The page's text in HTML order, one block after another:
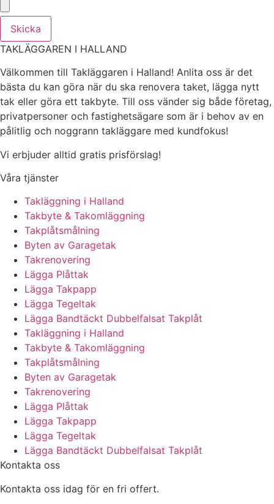
Skicka
TAKLÄGGAREN I HALLAND
Välkommen till Takläggaren i Halland! Anlita oss är det
bästa du kan göra när du ska renovera taket, lägga nytt
tak eller göra ett takbyte. Till oss vänder sig både företag,
privatpersoner och fastighetsägare som är i behov av en
pålitlig och noggrann takläggare med kundfokus!
Vi erbjuder alltid gratis prisförslag!
Våra tjänster
Takläggning i Halland
Takbyte & Takomläggning
Takplåtsmålning
Byten av Garagetak
Takrenovering
Lägga Plåttak
Lägga Takpapp
Lägga Tegeltak
Lägga Bandtäckt Dubbelfalsat Takplåt
Takläggning i Halland
Takbyte & Takomläggning
Takplåtsmålning
Byten av Garagetak
Takrenovering
Lägga Plåttak
Lägga Takpapp
Lägga Tegeltak
Lägga Bandtäckt Dubbelfalsat Takplåt
Kontakta oss
Kontakta oss idag för en fri offert.